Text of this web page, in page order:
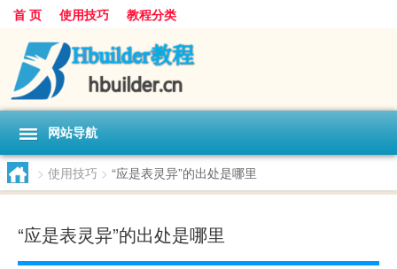
首 页 使用技巧 教程分类
网站导航
> 使用技巧 > “应是表灵异”的出处是哪里
“应是表灵异”的出处是哪里